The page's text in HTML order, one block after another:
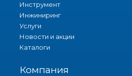
Инструмент
Инжиниринг
Услуги
Новости и акции
Каталоги
Компания